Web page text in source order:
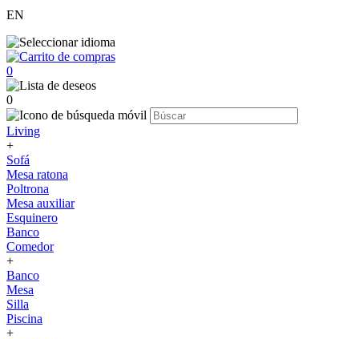
EN
0
0
Living
+
Sofá
Mesa ratona
Poltrona
Mesa auxiliar
Esquinero
Banco
Comedor
+
Banco
Mesa
Silla
Piscina
+